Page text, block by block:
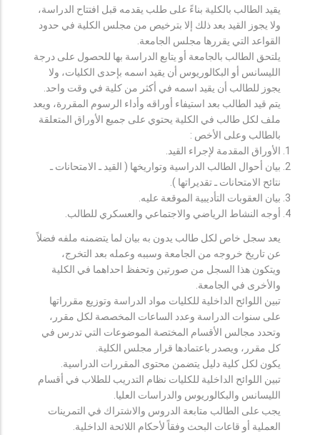
يقيد الطالب بالكلية بناءً على طلب يقدمه قبل افتتاح الدراسة،
ولا يجوز القيد بعد ذلك إلا بترخيص من مجلس الكلية في حدود
القواعد التي يقررها مجلس الجامعة.
يلتحق الطالب بالجامعة أو يتابع الدراسة بها للحصول على درجة
الليسانس أو البكالوريوس أن يقيد اسمه بإحدى الكليات، ولا
يجوز للطالب أن يقيد اسمه في أكثر من كلية في وقت واحد.
يتم قيد الطالب بعد استيفاء أوراقه وأداء الرسوم المقررة، ويعد
ملف لكل طالب في الكلية يحتوي على جميع الأوراق المتعلقة
بالطالب وعلى الأخص :
الأوراق المقدمة لإجراء القيد.
بيان أحوال الطالب الدراسية وتواريخها ( القيد ـ الامتحانات ـ
نتائح الامتحانات ـ تقديراتها ).
بيان العقوبات التأديبية الموقعة عليه.
أوجه النشاط الرياضي والاجتماعي والعسكري للطالب.
يعد سجل خاص لكل طالب يدون به بيان لما يتضمنه ملفه فضلاً
عن تاريخ خروجه من الجامعة وسببه وعمله بعد التخرج،
ويتكون هذا السجل من صورتين وتحفظ احداهما في الكلية
والأخرى في الجامعة.
تبين اللوائح الداخلية للكليات مواد الدراسة وتوزيع مقرراتها
على سنوات الدراسة وعدد الساعات المخصصة لكل مقرر،
وتحدد مجالس الأقسام المختصة الموضوعات التي تدرس في
كل مقرر، ويصدر باعتمادها قرار مجلس الكلية.
يكون لكل كلية دليل يتضمن محتوى المقررات الدراسية.
تبين اللوائح الداخلية للكليات نظام التدريب للطلاب في أقسام
الليسانس والبكالوريوس والدراسات العليا.
يجب على الطالب متابعة الدروس والاشتراك في التمرينات
العملية أو قاعات البحث وفقاً لأحكام اللائحة الداخلية.